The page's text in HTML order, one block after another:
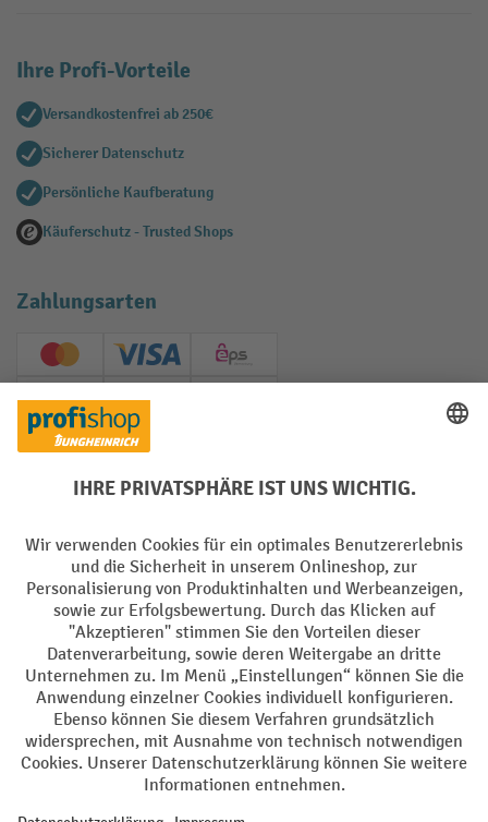
Ihre Profi-Vorteile
Versandkostenfrei ab 250€
Sicherer Datenschutz
Persönliche Kaufberatung
Käuferschutz - Trusted Shops
Zahlungsarten
Creditcard (Master)Creditcard (Visa)
EPS
PayPal
Soziale Netzwerke
Impressum Datenschutz
Barrierefreiheit Privacy Settings
Alle Preise exkl. gesetzl. Mehrwertsteuer zzgl.Versandkostenund ggf.
Nachnahmegebühren, wenn nicht anders angegeben.
¹ Der Rabatt gilt so lange der Vorrat reicht. Der Rabatt gilt nicht auf